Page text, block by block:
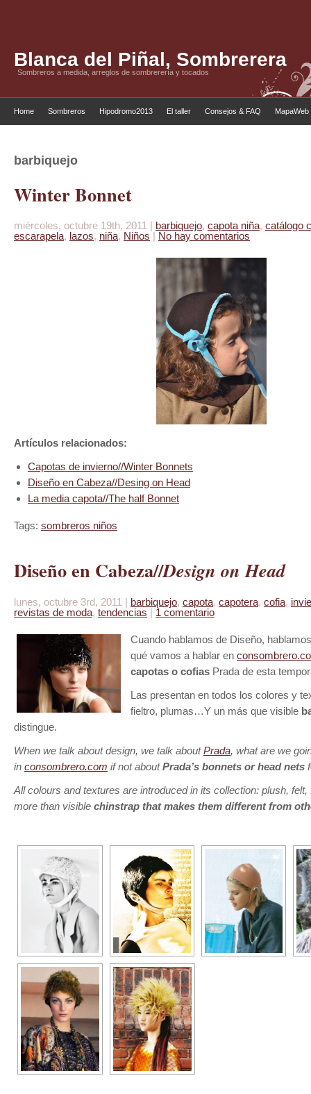
Blanca del Piñal, Sombrerera
Sombreros a medida, arreglos de sombrerería y tocados
Home Sombreros Hipodromo2013 El taller Consejos & FAQ MapaWeb
barbiquejo
Winter Bonnet
miércoles, octubre 19th, 2011 | barbiquejo, capota niña, catálogo
escarapela, lazos, niña, Niños | No hay comentarios
Artículos relacionados:
Capotas de invierno//Winter Bonnets
Diseño en Cabeza//Desing on Head
La media capota//The half Bonnet
Tags: sombreros niños
Diseño en Cabeza//Design on Head
lunes, octubre 3rd, 2011 | barbiquejo, capota, capotera, cofia,
revistas de moda, tendencias | 1 comentario
Cuando hablamos de Diseño,
qué vamos a hablar en
capotas o cofias Prada de esta
Las presentan en todos los colores y
fieltro, plumas…Y un más que visible
distingue.
When we talk about design, we talk aboutPrada, what are we
in consombrero.com if not aboutPrada’s bonnets or head nets
All colours and textures are introduced in its collection: plush,
more than visible chinstrap that makes them different from